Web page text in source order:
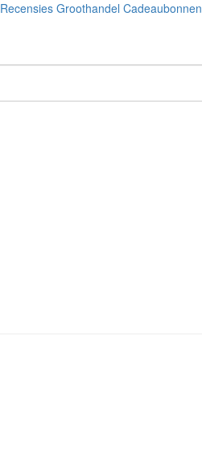
Recensies Groothandel Cadeaubonnen